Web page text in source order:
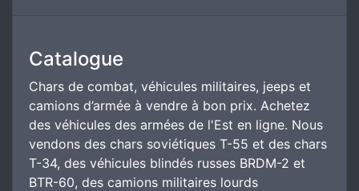
Catalogue
Chars de combat, véhicules militaires, jeeps et
camions d’armée à vendre à bon prix. Achetez
des véhicules des armées de l'Est en ligne. Nous
vendons des chars soviétiques T-55 et des chars
T-34, des véhicules blindés russes BRDM-2 et
BTR-60, des camions militaires lourds